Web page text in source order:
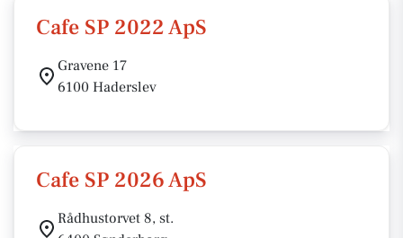
Cafe SP 2022 ApS
Gravene 17
6100 Haderslev
Cafe SP 2026 ApS
Rådhustorvet 8, st.